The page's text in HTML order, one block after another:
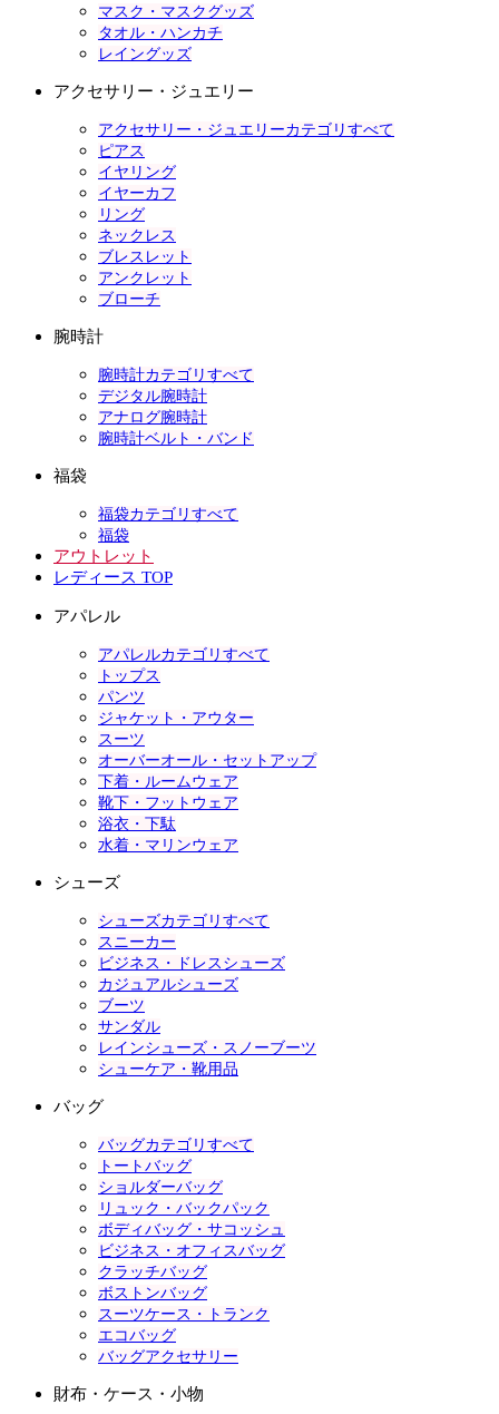
マスク・マスクグッズ
タオル・ハンカチ
レイングッズ
アクセサリー・ジュエリー
アクセサリー・ジュエリーカテゴリすべて
ピアス
イヤリング
イヤーカフ
リング
ネックレス
ブレスレット
アンクレット
ブローチ
腕時計
腕時計カテゴリすべて
デジタル腕時計
アナログ腕時計
腕時計ベルト・バンド
福袋
福袋カテゴリすべて
福袋
アウトレット
レディース TOP
アパレル
アパレルカテゴリすべて
トップス
パンツ
ジャケット・アウター
スーツ
オーバーオール・セットアップ
下着・ルームウェア
靴下・フットウェア
浴衣・下駄
水着・マリンウェア
シューズ
シューズカテゴリすべて
スニーカー
ビジネス・ドレスシューズ
カジュアルシューズ
ブーツ
サンダル
レインシューズ・スノーブーツ
シューケア・靴用品
バッグ
バッグカテゴリすべて
トートバッグ
ショルダーバッグ
リュック・バックパック
ボディバッグ・サコッシュ
ビジネス・オフィスバッグ
クラッチバッグ
ボストンバッグ
スーツケース・トランク
エコバッグ
バッグアクセサリー
財布・ケース・小物